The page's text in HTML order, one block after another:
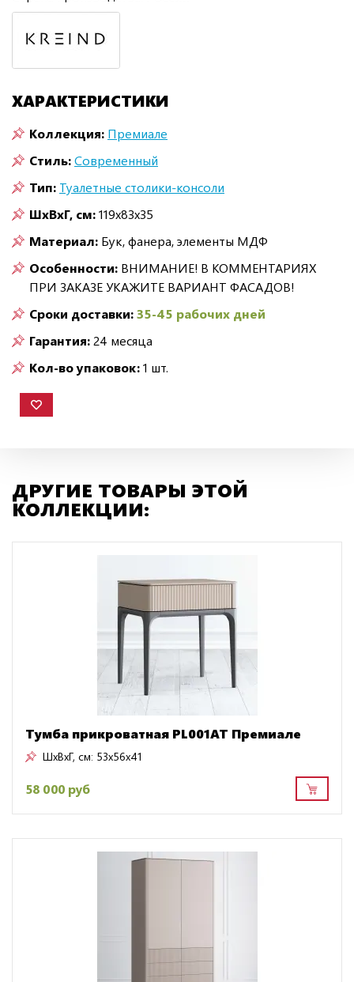
ХАРАКТЕРИСТИКИ
Коллекция: Премиале
Стиль:Современный
Тип: Туалетные столики-консоли
ШxВxГ, см:119x83x35
Материал: Бук, фанера, элементы МДФ
Особенности: ВНИМАНИЕ! В КОММЕНТАРИЯХ
ПРИ ЗАКАЗЕ УКАЖИТЕ ВАРИАНТ ФАСАДОВ!
Сроки доставки:35-45 рабочих дней
Гарантия:24 месяца
Кол-во упаковок:1 шт.
ДРУГИЕ ТОВАРЫ ЭТОЙ
КОЛЛЕКЦИИ:
Тумба прикроватная PL001AT Премиале
ШxВxГ, см: 53x56x41
58 000 руб